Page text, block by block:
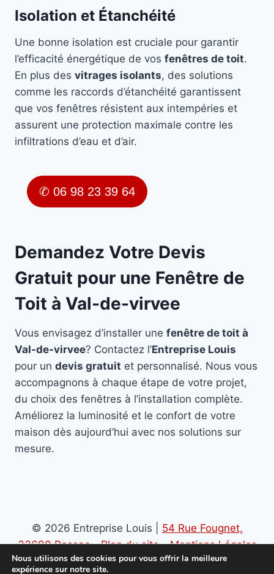
Isolation et Étanchéité
Une bonne isolation est cruciale pour garantir
l’efficacité énergétique de vos fenêtres de toit.
En plus des vitrages isolants, des solutions
comme les raccords d’étanchéité garantissent
que vos fenêtres résistent aux intempéries et
assurent une protection maximale contre les
infiltrations d’eau et d’air.
✆ 06 98 23 39 64
Demandez Votre Devis
Gratuit pour une Fenêtre de
Toit à Val-de-virvee
Vous envisagez d’installer une fenêtre de toit à
Val-de-virvee? Contactez l’Entreprise Louis
pour un devis gratuit et personnalisé. Nous vous
accompagnons à chaque étape de votre projet,
du choix des fenêtres à l’installation complète.
Améliorez la luminosité et le confort de votre
maison dès aujourd’hui avec nos solutions sur
mesure.
© 2026 Entreprise Louis | 54 Rue Fougnet,
33600 Pessac-Plan du site-Mentions Légales
-Politique de confidentialité
Nous utilisons des cookies pour vous offrir la meilleure
expérience sur notre site.